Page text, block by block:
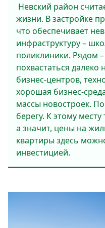
Невский район
жизни. В застройке
что обеспечивает
инфраструктуру –
поликлиники. Рядом
похвастаться
бизнес-цен­тров,
хоро­шая бизнес-
массы новостроек.
берегу. К этому
а значит, цены на
квартиры здесь
инвестицией.